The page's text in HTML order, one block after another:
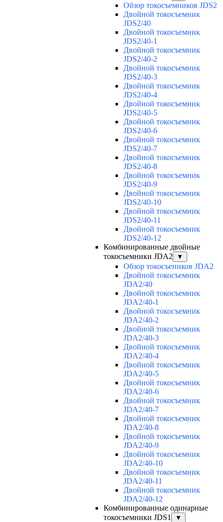
Обзор токосъемников JDS2
Двойной токосъемник
JDS2/40
Двойной токосъемник
JDS2/40-1
Двойной токосъемник
JDS2/40-2
Двойной токосъемник
JDS2/40-3
Двойной токосъемник
JDS2/40-4
Двойной токосъемник
JDS2/40-5
Двойной токосъемник
JDS2/40-6
Двойной токосъемник
JDS2/40-7
Двойной токосъемник
JDS2/40-8
Двойной токосъемник
JDS2/40-9
Двойной токосъемник
JDS2/40-10
Двойной токосъемник
JDS2/40-11
Двойной токосъемник
JDS2/40-12
Комбинированные двойные
токосъемники JDA2
▼
Обзор токосъеников JDA2
Двойной токосъемник
JDA2/40
Двойной токосъемник
JDA2/40-1
Двойной токосъемник
JDA2/40-2
Двойной токосъемник
JDA2/40-3
Двойной токосъемник
JDA2/40-4
Двойной токосъемник
JDA2/40-5
Двойной токосъемник
JDA2/40-6
Двойной токосъемник
JDA2/40-7
Двойной токосъемник
JDA2/40-8
Двойной токосъемник
JDA2/40-9
Двойной токосъемник
JDA2/40-10
Двойной токосъемник
JDA2/40-11
Двойной токосъемник
JDA2/40-12
Комбинированные одинарные
токосъемники JDS1
▼